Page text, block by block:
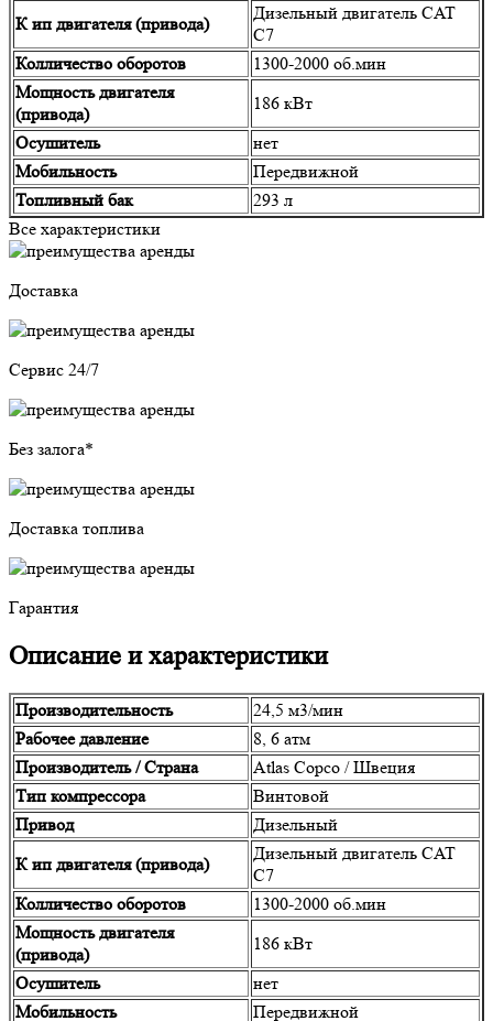
К ип двигателя (привода)
Дизельный двигатель CAT
C7
Колличество оборотов
1300-2000 об.мин
Мощность двигателя
(привода)
186 кВт
Осушитель
нет
Мобильность
Передвижной
Топливный бак
293 л
Все характеристики
Доставка
Сервис 24/7
Без залога*
Доставка топлива
Гарантия
Описание и характеристики
Производительность
24,5 м3/мин
Рабочее давление
8, 6 атм
Производитель / Страна
Atlas Copco / Швеция
Тип компрессора
Винтовой
Привод
Дизельный
К ип двигателя (привода)
Дизельный двигатель CAT
C7
Колличество оборотов
1300-2000 об.мин
Мощность двигателя
(привода)
186 кВт
Осушитель
нет
Мобильность
Передвижной